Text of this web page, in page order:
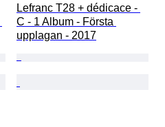
Lefranc T28 + dédicace -
C - 1 Album - Första
upplagan - 2017